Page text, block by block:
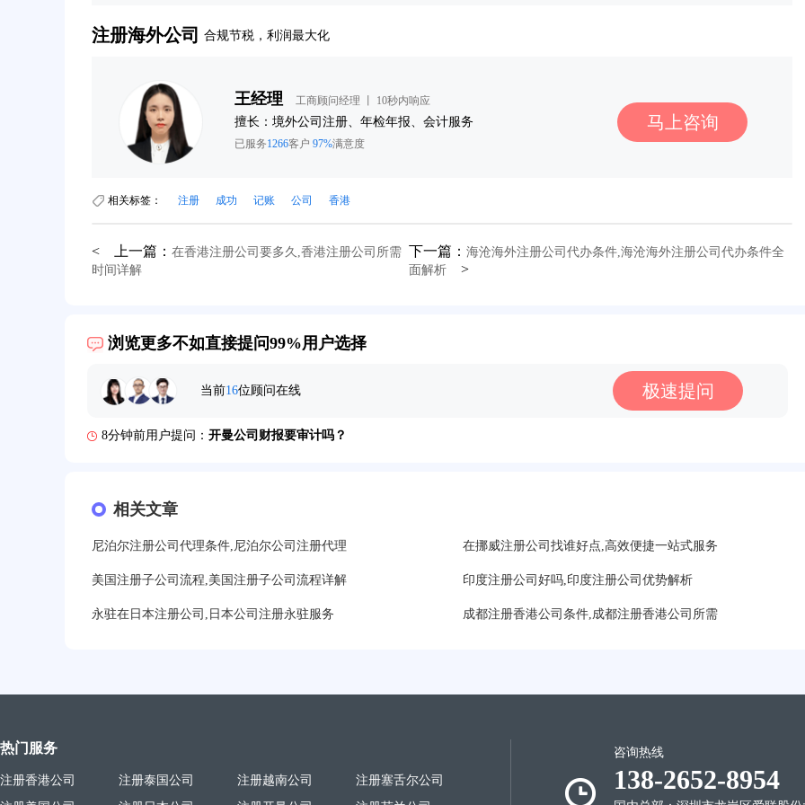
注册海外公司 合规节税，利润最大化
王经理 工商顾问经理 丨 10秒内响应
擅长：境外公司注册、年检年报、会计服务
已服务1266客户 97%满意度
马上咨询
相关标签： 注册 成功 记账 公司 香港
< 上一篇： 在香港注册公司要多久,香港注册公司所需
时间详解
下一篇：海沧海外注册公司代办条件,海沧海外注册公司代办条件全
面解析 >
浏览更多不如直接提问99%用户选择
当前16位顾问在线 极速提问
3分钟前用户提问：注册新加坡公司要求？
6分钟前用户提问：
19分钟前用户提问：
35分钟前用户提问： 怎么注册新加坡公司？
相关文章
尼泊尔注册公司代理条件,尼泊尔公司注册代理 在挪威注册公司找谁好点,高效便捷一站式服务
美国注册子公司流程,美国注册子公司流程详解 印度注册公司好吗,印度注册公司优势解析
永驻在日本注册公司,日本公司注册永驻服务 成都注册香港公司条件,成都注册香港公司所需
热门服务
注册香港公司
注册泰国公司
注册越南公司
注册塞舌尔公司
咨询热线
138-2652-8954